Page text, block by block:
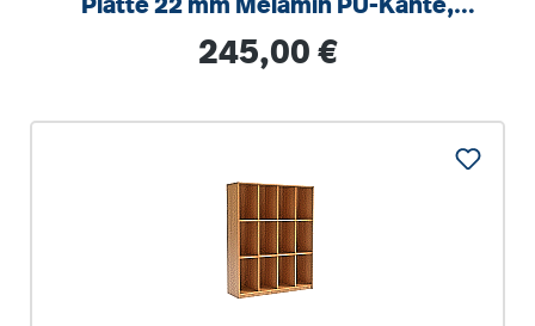
Platte 22 mm Melamin PU-Kante,
Regulärer Preis:
245,00 €